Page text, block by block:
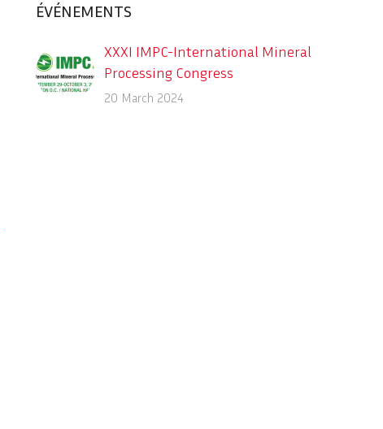
ÉVÉNEMENTS
XXXI IMPC-International Mineral
Processing Congress
Sept. 29 – Oct. 3, 2024, XXXI IMPC-
20 March 2024